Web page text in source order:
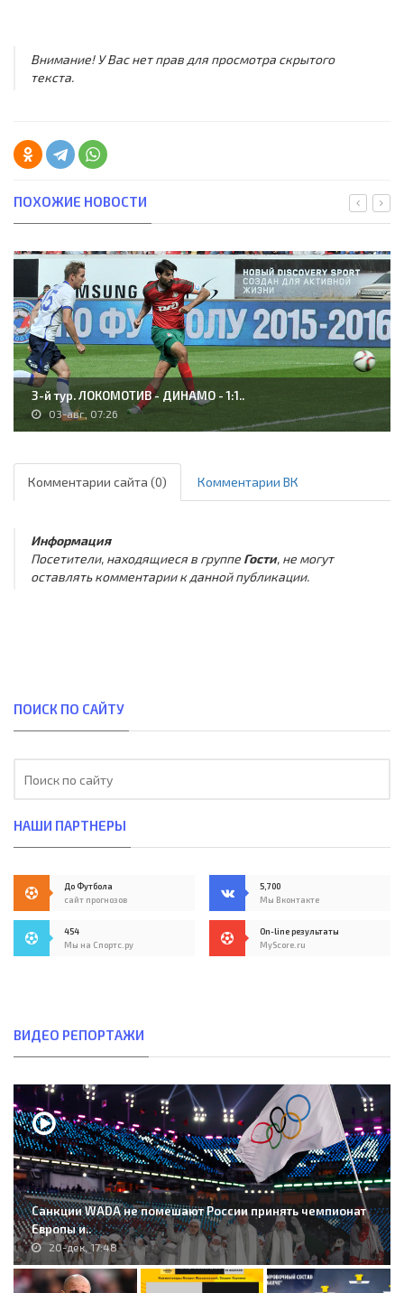
Внимание! У Вас нет прав для просмотра скрытого
текста.
ПОХОЖИЕ НОВОСТИ
3-й тур. ЛОКОМОТИВ - ДИНАМО - 1:1..
03-авг, 07:26
Комментарии сайта (0) Комментарии ВК
Информация
Посетители, находящиеся в группе Гости, не могут
оставлять комментарии к данной публикации.
ПОИСК ПО САЙТУ
НАШИ ПАРТНЕРЫ
До Футбола
сайт прогнозов
5,700
Мы Вконтакте
454
Мы на Спортс.ру
On-line результаты
MyScore.ru
ВИДЕО РЕПОРТАЖИ
Санкции WADA не помешают России принять чемпионат
Европы и..
20-дек, 17:48